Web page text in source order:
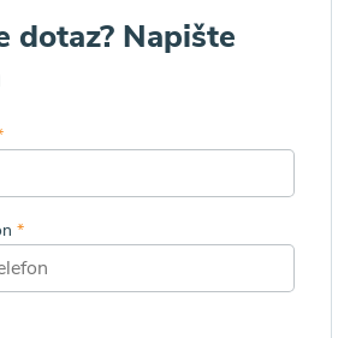
dotaz? Napište
*